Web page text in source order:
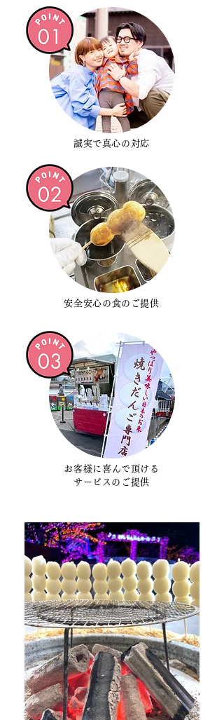
誠実で真心の対応
安全安心の食のご提供
お客様に喜んで頂ける
サービスのご提供